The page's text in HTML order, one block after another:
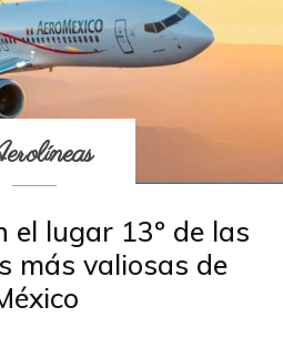
el lugar 13º de las
más valiosas de